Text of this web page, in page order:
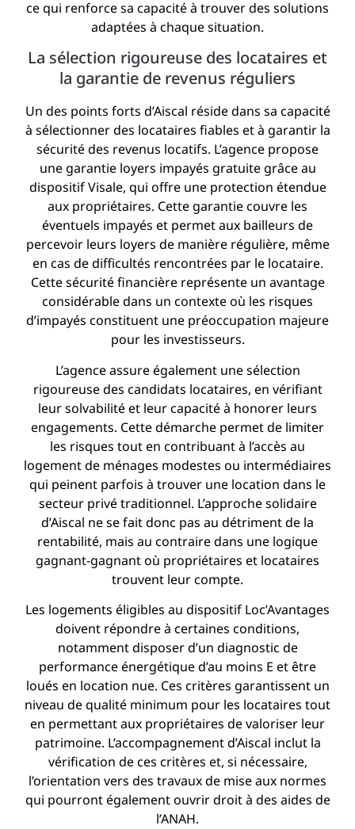
ce qui renforce sa capacité à trouver des solutions
adaptées à chaque situation.
La sélection rigoureuse des locataires et
la garantie de revenus réguliers
Un des points forts d’Aiscal réside dans sa capacité
à sélectionner des locataires fiables et à garantir la
sécurité des revenus locatifs. L’agence propose
une garantie loyers impayés gratuite grâce au
dispositif Visale, qui offre une protection étendue
aux propriétaires. Cette garantie couvre les
éventuels impayés et permet aux bailleurs de
percevoir leurs loyers de manière régulière, même
en cas de difficultés rencontrées par le locataire.
Cette sécurité financière représente un avantage
considérable dans un contexte où les risques
d’impayés constituent une préoccupation majeure
pour les investisseurs.
L’agence assure également une sélection
rigoureuse des candidats locataires, en vérifiant
leur solvabilité et leur capacité à honorer leurs
engagements. Cette démarche permet de limiter
les risques tout en contribuant à l’accès au
logement de ménages modestes ou intermédiaires
qui peinent parfois à trouver une location dans le
secteur privé traditionnel. L’approche solidaire
d’Aiscal ne se fait donc pas au détriment de la
rentabilité, mais au contraire dans une logique
gagnant-gagnant où propriétaires et locataires
trouvent leur compte.
Les logements éligibles au dispositif Loc’Avantages
doivent répondre à certaines conditions,
notamment disposer d’un diagnostic de
performance énergétique d’au moins E et être
loués en location nue. Ces critères garantissent un
niveau de qualité minimum pour les locataires tout
en permettant aux propriétaires de valoriser leur
patrimoine. L’accompagnement d’Aiscal inclut la
vérification de ces critères et, si nécessaire,
l’orientation vers des travaux de mise aux normes
qui pourront également ouvrir droit à des aides de
l’ANAH.